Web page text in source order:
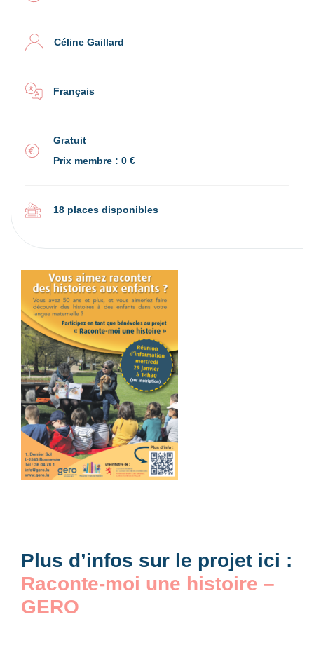
Céline Gaillard
Français
Gratuit
Prix membre : 0 €
18 places disponibles
Plus d’infos sur le projet ici :
Raconte-moi une histoire –
GERO